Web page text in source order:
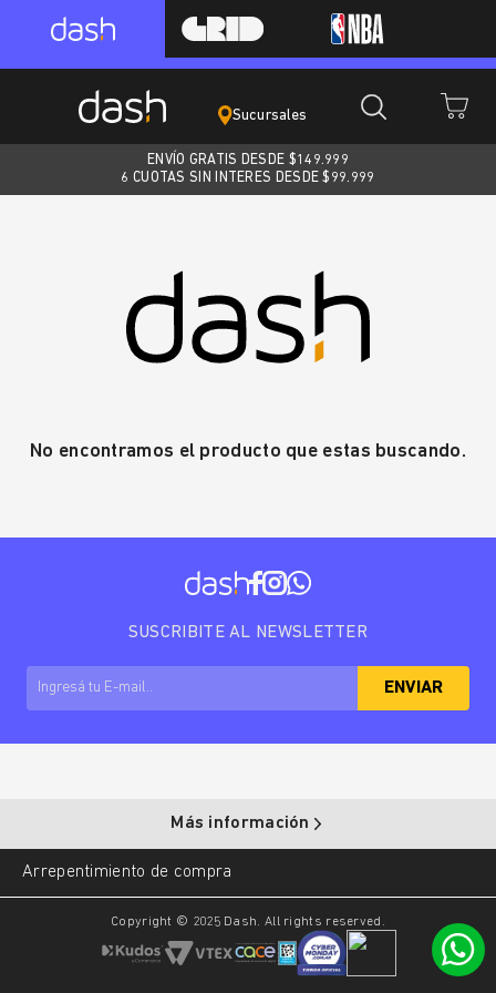
Sucursales
ENVÍO GRATIS DESDE $149.999
6 CUOTAS SIN INTERES DESDE $99.999
No encontramos el producto que estas buscando.
SUSCRIBITE AL NEWSLETTER
ENVIAR
Más información
Arrepentimiento de compra
Copyright © 2025 Dash. All rights reserved.